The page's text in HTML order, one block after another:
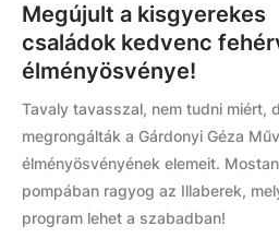
Megújult a kisgyerekes
családok kedvenc
élményösvénye!
Tavaly tavasszal, nem tudni miért,
megrongálták a Gárdonyi Géza
élményösvényének elemeit.
pompában ragyog az Illaberek,
program lehet a szabadban!